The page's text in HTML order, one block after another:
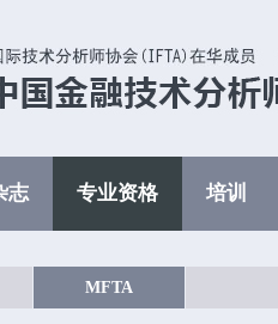
志 专业资格 培训
MFTA